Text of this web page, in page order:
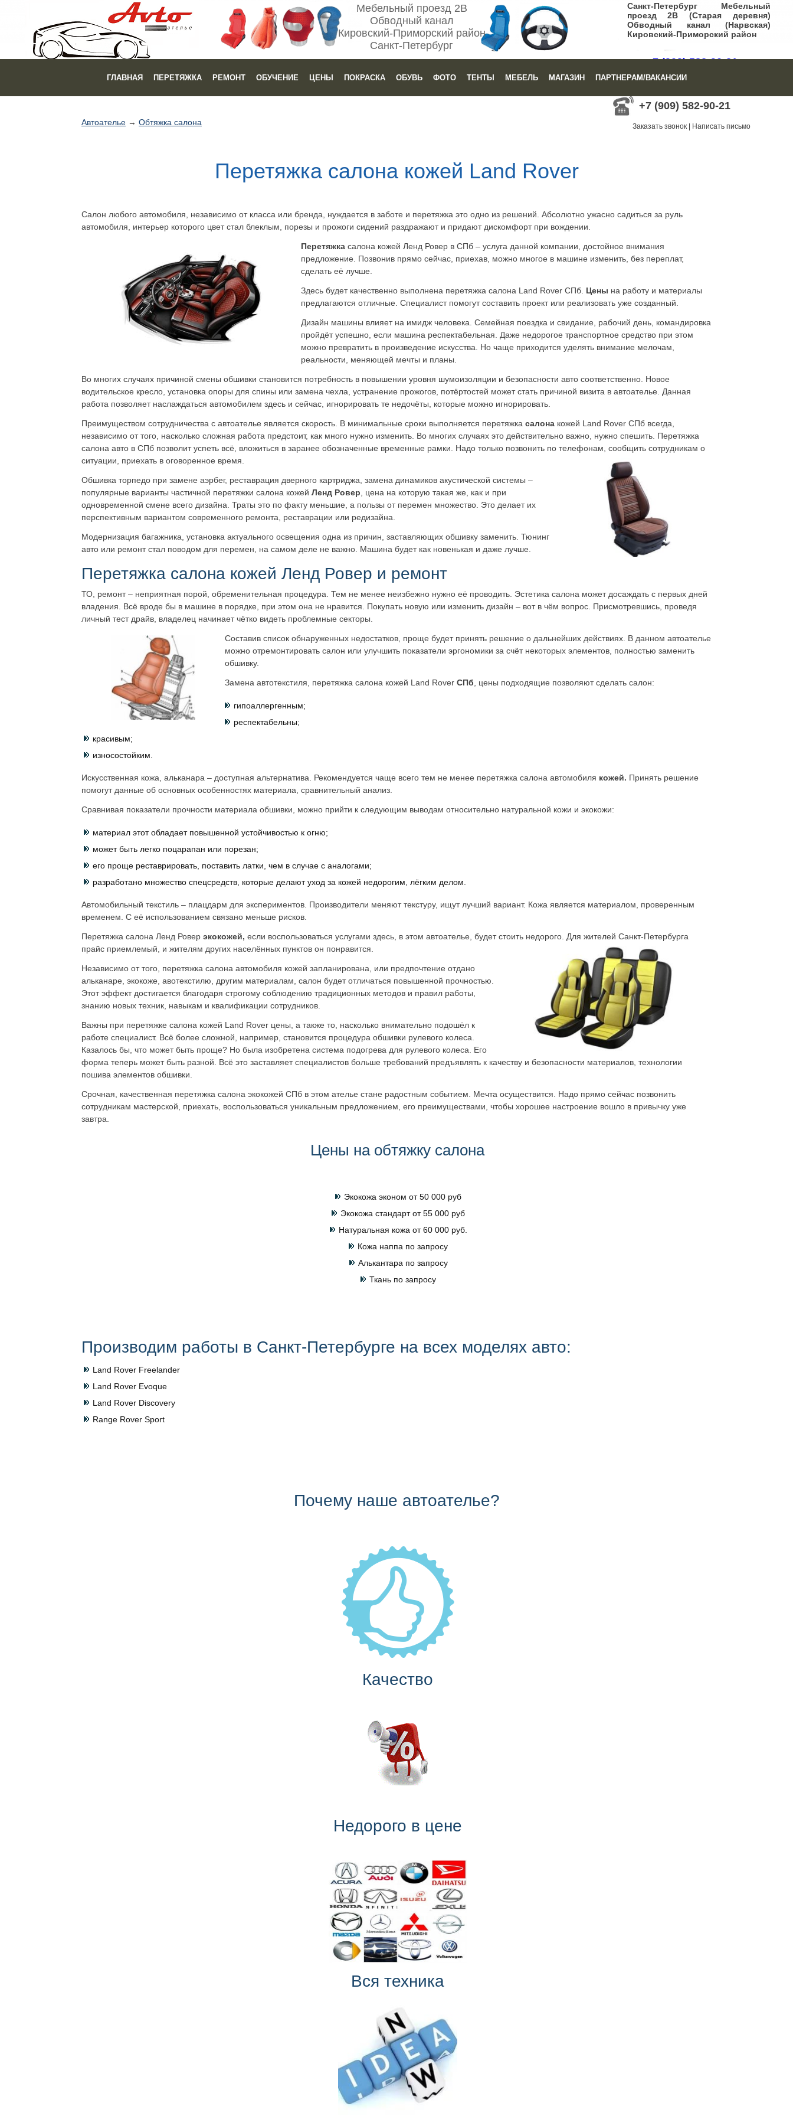
Мебельный проезд 2В
Обводный канал
Кировский-Приморский район
Санкт-Петербург
Санкт-Петербург Мебельный
проезд 2В (Старая деревня)
Обводный канал (Нарвская)
Кировский-Приморский район
+7 (909) 582-90-21
Заказать звонок|Написать письмо
+7 (909) 582-90-21
Заказать звонок Написать письмо
ГЛАВНАЯ ПЕРЕТЯЖКА РЕМОНТ ОБУЧЕНИЕ ЦЕНЫ ПОКРАСКА ОБУВЬ ФОТО ТЕНТЫ МЕБЕЛЬ МАГАЗИН ПАРТНЕРАМ/ВАКАНСИИ
Автоателье → Обтяжка салона
Перетяжка салона кожей Land Rover
Салон любого автомобиля, независимо от класса или бренда, нуждается в заботе и перетяжка это одно из решений. Абсолютно ужасно садиться за руль
автомобиля, интерьер которого цвет стал блеклым, порезы и прожоги сидений раздражают и придают дискомфорт при вождении.
Перетяжка салона кожей Ленд Ровер в СПб – услуга данной компании, достойное внимания
предложение. Позвонив прямо сейчас, приехав, можно многое в машине изменить, без переплат,
сделать её лучше.
Здесь будет качественно выполнена перетяжка салона Land Rover СПб. Цены на работу и материалы
предлагаются отличные. Специалист помогут составить проект или реализовать уже созданный.
Дизайн машины влияет на имидж человека. Семейная поездка и свидание, рабочий день, командировка
пройдёт успешно, если машина респектабельная. Даже недорогое транспортное средство при этом
можно превратить в произведение искусства. Но чаще приходится уделять внимание мелочам,
реальности, меняющей мечты и планы.
Во многих случаях причиной смены обшивки становится потребность в повышении уровня шумоизоляции и безопасности авто соответственно. Новое
водительское кресло, установка опоры для спины или замена чехла, устранение прожогов, потёртостей может стать причиной визита в автоателье. Данная
работа позволяет наслаждаться автомобилем здесь и сейчас, игнорировать те недочёты, которые можно игнорировать.
Преимуществом сотрудничества с автоателье является скорость. В минимальные сроки выполняется перетяжка салона кожей Land Rover СПб всегда,
независимо от того, насколько сложная работа предстоит, как много нужно изменить. Во многих случаях это действительно важно, нужно спешить. Перетяжка
салона авто в СПб позволит успеть всё, вложиться в заранее обозначенные временные рамки. Надо только позвонить по телефонам, сообщить сотрудникам о
ситуации, приехать в оговоренное время.
Обшивка торпедо при замене аэрбег, реставрация дверного картриджа, замена динамиков акустической системы –
популярные варианты частичной перетяжки салона кожей Ленд Ровер , цена на которую такая же, как и при
одновременной смене всего дизайна. Траты это по факту меньшие, а пользы от перемен множество. Это делает их
перспективным вариантом современного ремонта, реставрации или редизайна.
Модернизация багажника, установка актуального освещения одна из причин, заставляющих обшивку заменить. Тюнинг
авто или ремонт стал поводом для перемен, на самом деле не важно. Машина будет как новенькая и даже лучше.
Перетяжка салона кожей Ленд Ровер и ремонт
ТО, ремонт – неприятная порой, обременительная процедура. Тем не менее неизбежно нужно её проводить. Эстетика салона может досаждать с первых дней
владения. Всё вроде бы в машине в порядке, при этом она не нравится. Покупать новую или изменить дизайн – вот в чём вопрос. Присмотревшись, проведя
личный тест драйв, владелец начинает чётко видеть проблемные секторы.
Составив список обнаруженных недостатков, проще будет принять решение о дальнейших действиях. В данном автоателье
можно отремонтировать салон или улучшить показатели эргономики за счёт некоторых элементов, полностью заменить
обшивку.
Замена автотекстиля, перетяжка салона кожей Land Rover СПб , цены подходящие позволяют сделать салон:
гипоаллергенным;
респектабельны;
красивым;
износостойким.
Искусственная кожа, альканара – доступная альтернатива. Рекомендуется чаще всего тем не менее перетяжка салона автомобиля кожей. Принять решение
помогут данные об основных особенностях материала, сравнительный анализ.
Сравнивая показатели прочности материала обшивки, можно прийти к следующим выводам относительно натуральной кожи и экокожи:
материал этот обладает повышенной устойчивостью к огню;
может быть легко поцарапан или порезан;
его проще реставрировать, поставить латки, чем в случае с аналогами;
разработано множество спецсредств, которые делают уход за кожей недорогим, лёгким делом.
Автомобильный текстиль – плацдарм для экспериментов. Производители меняют текстуру, ищут лучший вариант. Кожа является материалом, проверенным
временем. С её использованием связано меньше рисков.
Перетяжка салона Ленд Ровер экокожей, если воспользоваться услугами здесь, в этом автоателье, будет стоить недорого. Для жителей Санкт-Петербурга
прайс приемлемый, и жителям других населённых пунктов он понравится.
Независимо от того, перетяжка салона автомобиля кожей запланирована, или предпочтение отдано
альканаре, экокоже, авотекстилю, другим материалам, салон будет отличаться повышенной прочностью.
Этот эффект достигается благодаря строгому соблюдению традиционных методов и правил работы,
знанию новых техник, навыкам и квалификации сотрудников.
Важны при перетяжке салона кожей Land Rover цены, а также то, насколько внимательно подошёл к
работе специалист. Всё более сложной, например, становится процедура обшивки рулевого колеса.
Казалось бы, что может быть проще? Но была изобретена система подогрева для рулевого колеса. Его
форма теперь может быть разной. Всё это заставляет специалистов больше требований предъявлять к качеству и безопасности материалов, технологии
пошива элементов обшивки.
Срочная, качественная перетяжка салона экокожей СПб в этом ателье стане радостным событием. Мечта осуществится. Надо прямо сейчас позвонить
сотрудникам мастерской, приехать, воспользоваться уникальным предложением, его преимуществами, чтобы хорошее настроение вошло в привычку уже
завтра.
Цены на обтяжку салона
Экокожа эконом от 50 000 руб
Экокожа стандарт от 55 000 руб
Натуральная кожа от 60 000 руб.
Кожа наппа по запросу
Алькантара по запросу
Ткань по запросу
Производим работы в Санкт-Петербурге на всех моделях авто:
Land Rover Freelander
Land Rover Evoque
Land Rover Discovery
Range Rover Sport
Почему наше автоателье?
Качество
Недорого в цене
Вся техника